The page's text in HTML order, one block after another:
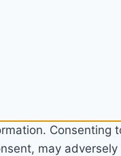
Consenting
may